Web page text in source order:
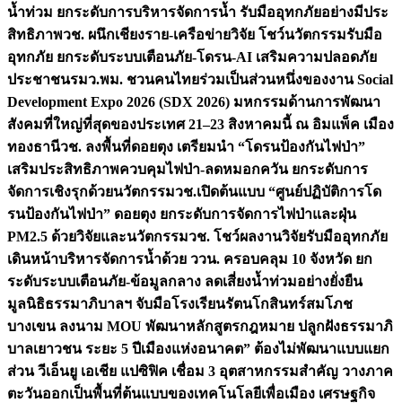
น้ำท่วม ยกระดับการบริหารจัดการน้ำ รับมืออุทกภัยอย่างมีประ
สิทธิภาพวช. ผนึกเชียงราย-เครือข่ายวิจัย โชว์นวัตกรรมรับมือ
อุทกภัย ยกระดับระบบเตือนภัย-โดรน-AI เสริมความปลอดภัย
ประชาชนรมว.พม. ชวนคนไทยร่วมเป็นส่วนหนึ่งของงาน Social
Development Expo 2026 (SDX 2026) มหกรรมด้านการพัฒนา
สังคมที่ใหญ่ที่สุดของประเทศ 21–23 สิงหาคมนี้ ณ อิมแพ็ค เมือง
ทองธานีวช. ลงพื้นที่ดอยตุง เตรียมนำ “โดรนป้องกันไฟป่า”
เสริมประสิทธิภาพควบคุมไฟป่า-ลดหมอกควัน ยกระดับการ
จัดการเชิงรุกด้วยนวัตกรรมวช.เปิดต้นแบบ “ศูนย์ปฏิบัติการโด
รนป้องกันไฟป่า” ดอยตุง ยกระดับการจัดการไฟป่าและฝุ่น
PM2.5 ด้วยวิจัยและนวัตกรรมวช. โชว์ผลงานวิจัยรับมืออุทกภัย
เดินหน้าบริหารจัดการน้ำด้วย ววน. ครอบคลุม 10 จังหวัด ยก
ระดับระบบเตือนภัย-ข้อมูลกลาง ลดเสี่ยงน้ำท่วมอย่างยั่งยืน
มูลนิธิธรรมาภิบาลฯ จับมือโรงเรียนรัตนโกสินทร์สมโภช
บางเขน ลงนาม MOU พัฒนาหลักสูตรกฎหมาย ปลูกฝังธรรมาภิ
บาลเยาวชน ระยะ 5 ปีเมืองแห่งอนาคต” ต้องไม่พัฒนาแบบแยก
ส่วน วีเอ็นยู เอเชีย แปซิฟิค เชื่อม 3 อุตสาหกรรมสำคัญ วางภาค
ตะวันออกเป็นพื้นที่ต้นแบบของเทคโนโลยีเพื่อเมือง เศรษฐกิจ